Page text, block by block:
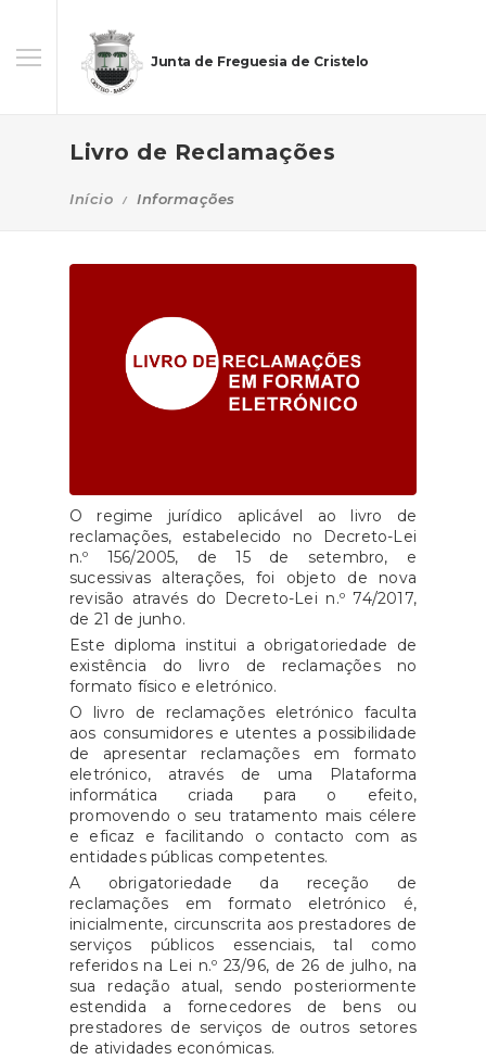
Junta de Freguesia de Cristelo
Livro de Reclamações
Início Informações
O regime jurídico aplicável ao livro de
reclamações, estabelecido no Decreto-Lei
n.º 156/2005, de 15 de setembro, e
sucessivas alterações, foi objeto de nova
revisão através do Decreto-Lei n.º 74/2017,
de 21 de junho.
Este diploma institui a obrigatoriedade de
existência do livro de reclamações no
formato físico e eletrónico.
O livro de reclamações eletrónico faculta
aos consumidores e utentes a possibilidade
de apresentar reclamações em formato
eletrónico, através de uma Plataforma
informática criada para o efeito,
promovendo o seu tratamento mais célere
e eficaz e facilitando o contacto com as
entidades públicas competentes.
A obrigatoriedade da receção de
reclamações em formato eletrónico é,
inicialmente, circunscrita aos prestadores de
serviços públicos essenciais, tal como
referidos na Lei n.º 23/96, de 26 de julho, na
sua redação atual, sendo posteriormente
estendida a fornecedores de bens ou
prestadores de serviços de outros setores
de atividades económicas.